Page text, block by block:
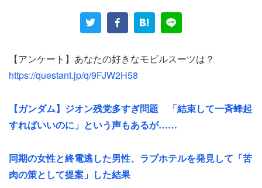
るモデラーの書き込みが意外と多いのだ。ちょっと引用さ
「ワイはコトブキヤに流れたで」
「今はボトムズ、ダグラムを始め良いメカキットが
充実してるからガンプラ買えなくても問題なし」
「俺はどのメーカーのプラモも買うけどもう例えば
ハセガワのプラモのほうが同スケールなら安いしエ
【アンケート】あなたの好きなモビルスーツは？
https://questant.jp/q/9FJW2H58
【ガンダム】ジオン残党多すぎ問題 「結束して一斉蜂起
すればいいのに」という声もあるが……
同期の女性と終電逃した男性、ラブホテルを発見して「苦
肉の策として提案」した結果